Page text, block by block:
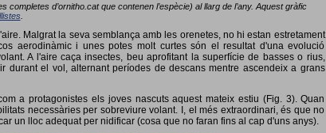
completes d’ornitho.cat que contenen l’espècie) al llarg de l’any. Aquest gràfic
.
Malgrat la seva semblança amb les orenetes, no hi estan estretament
aerodinàmic i unes potes molt curtes són el resultat d'una evolució
A l'aire caça insectes, beu aprofitant la superfície de basses o rius,
el vol, alternant períodes de descans mentre ascendeix a grans
a protagonistes els joves nascuts aquest mateix estiu (Fig. 3). Quan
necessàries per sobreviure volant. I, el més extraordinari, és que no
un lloc adequat per nidificar (cosa que no faran fins al cap d'uns anys).